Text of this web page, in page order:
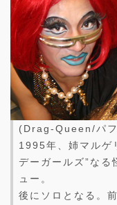
(Drag-Queen/パ
1995年、姉マルゲ
デーガールズ”なる
ュー。
後にソロとなる。